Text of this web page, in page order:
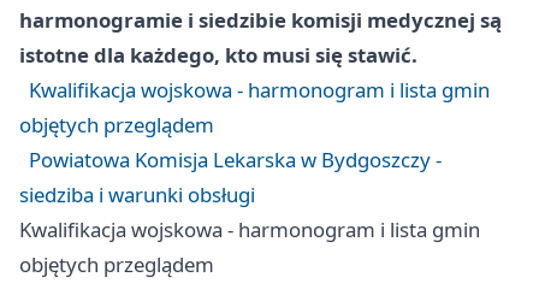
harmonogramie i siedzibie komisji medycznej są
istotne dla każdego, kto musi się stawić.
Kwalifikacja wojskowa - harmonogram i lista gmin
objętych przeglądem
Powiatowa Komisja Lekarska w Bydgoszczy -
siedziba i warunki obsługi
Kwalifikacja wojskowa - harmonogram i lista gmin
objętych przeglądem